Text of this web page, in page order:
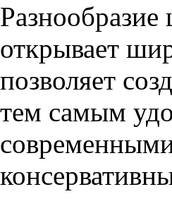
открывает
позволяет
тем самым